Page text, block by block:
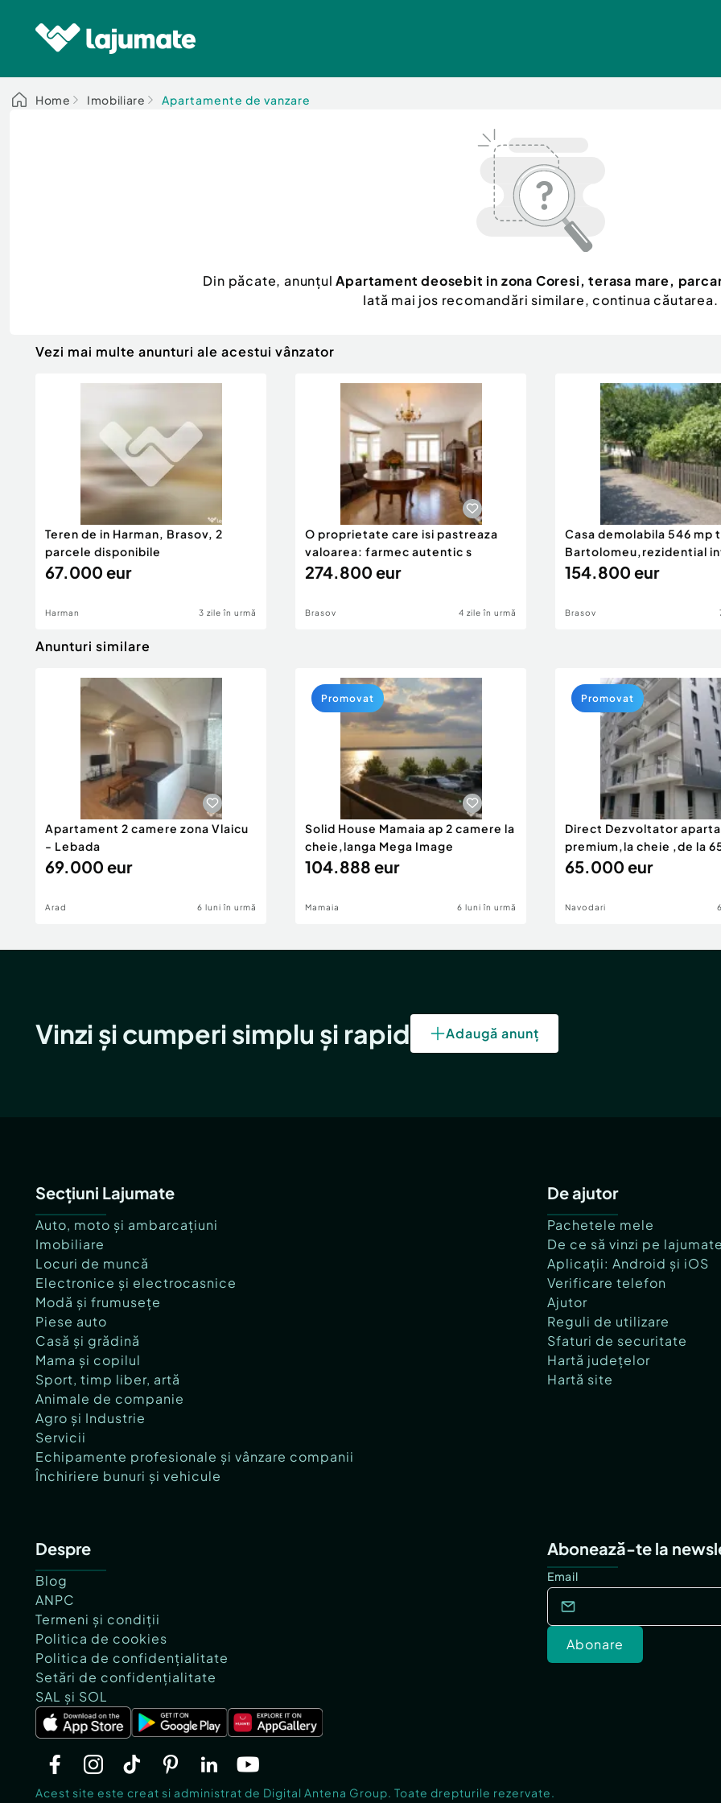
Home Imobiliare Apartamente de vanzare
Din păcate, anunțulApartament deosebit in zona Coresi, terasa mare,
Iată mai jos recomandări similare, continua căutarea.
Vezi mai multe anunturi ale acestui vânzator
Teren de in Harman, Brasov, 2
parcele disponibile
67.000 eur
Harman 3 zile în urmă
O proprietate care isi pastreaza
valoarea: farmec autentic s
274.800 eur
Brasov 4 zile în urmă
Casa demolabila 546 mp
Bartolomeu,rezidential
154.800 eur
Brasov
Anunturi similare
Apartament 2 camere zona Vlaicu
- Lebada
69.000 eur
Arad 6 luni în urmă
Solid House Mamaia ap 2 camere la
cheie,langa Mega Image
104.888 eur
Mamaia 6 luni în urmă
Promovat
Direct Dezvoltator
premium,la cheie ,de la
eur
65.000 eur
Navodari
Promovat
Vinzi și cumperi simplu și rapid Adaugă anunț
Secțiuni Lajumate
Auto, moto și ambarcațiuni
Imobiliare
Locuri de muncă
Electronice și electrocasnice
Modă și frumusețe
Piese auto
Casă și grădină
Mama și copilul
Sport, timp liber, artă
Animale de companie
Agro și Industrie
Servicii
Echipamente profesionale și vânzare companii
Închiriere bunuri și vehicule
De ajutor
Pachetele mele
De ce să vinzi pe
Aplicații: Android și iOS
Verificare telefon
Ajutor
Reguli de utilizare
Sfaturi de securitate
Hartă județelor
Hartă site
Despre
Blog
ANPC
Termeni și condiții
Politica de cookies
Politica de confidențialitate
Setări de confidențialitate
SAL și SOL
Abonează-te la
Email
Abonare
Acest site este creat si administrat de Digital Antena Group. Toate drepturile rezervate.